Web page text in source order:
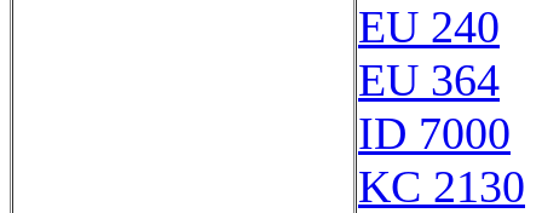
EU 240
EU 364
ID 7000
KC 2130